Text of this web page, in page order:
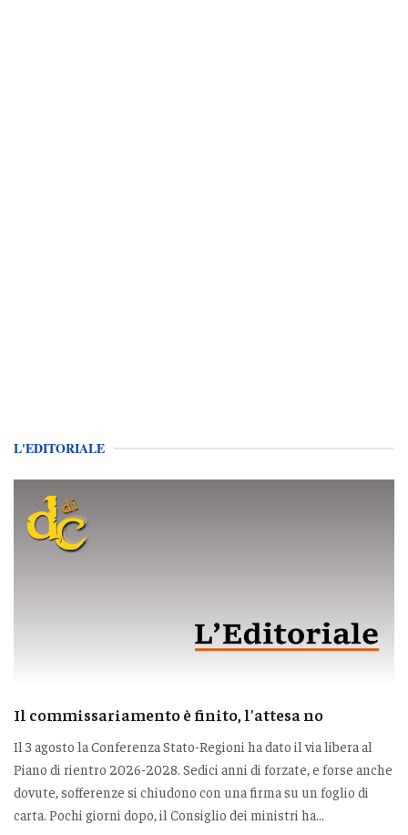
L'EDITORIALE
Il commissariamento è finito, l'attesa no
Il 3 agosto la Conferenza Stato-Regioni ha dato il via libera al
Piano di rientro 2026-2028. Sedici anni di forzate, e forse anche
dovute, sofferenze si chiudono con una firma su un foglio di
carta. Pochi giorni dopo, il Consiglio dei ministri ha...